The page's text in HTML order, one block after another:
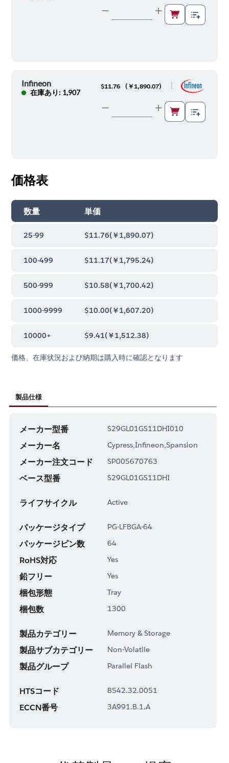
Infineon
在庫あり: 1,907
$11.76 ( ￥1,890.07)
価格表
数量 単価
25-99 $11.76(￥1,890.07)
100-499 $11.17(￥1,795.24)
500-999 $10.58(￥1,700.42)
1000-9999 $10.00(￥1,607.20)
10000+ $9.41(￥1,512.38)
価格、在庫状況および納期は購入時に確認となります
製品仕様
メーカー型番 S29GL01GS11DHI010
メーカー名 Cypress,Infineon,Spansion
メーカー注文コード SP005670763
ベース型番 S29GL01GS11DHI
ライフサイクル Active
パッケージタイプ PG-LFBGA-64
パッケージピン数 64
RoHS対応 Yes
鉛フリー Yes
梱包形態 Tray
梱包数 1300
製品カテゴリー Memory & Storage
製品サブカテゴリー Non-Volatile
製品グループ Parallel Flash
HTSコード 8542.32.0051
ECCN番号 3A991.B.1.A